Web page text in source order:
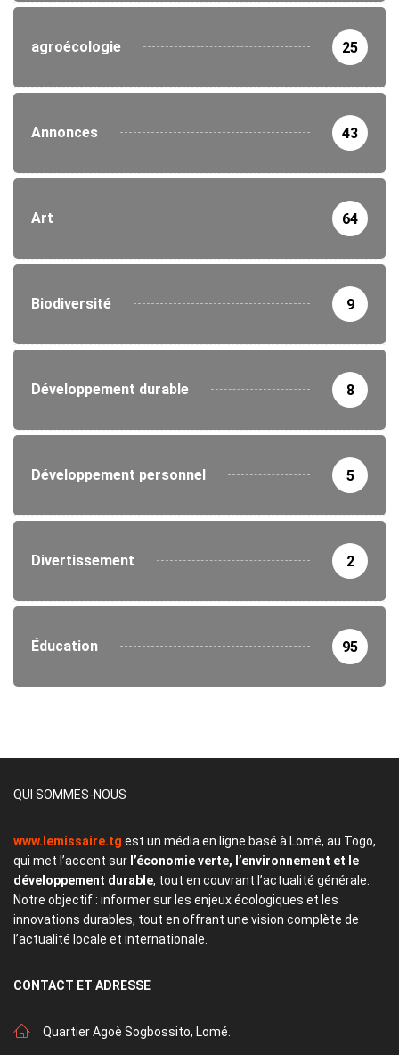
agroécologie 25
Annonces 43
Art 64
Biodiversité 9
Développement durable 8
Développement personnel 5
Divertissement 2
Éducation 95
QUI SOMMES-NOUS
www.lemissaire.tg est un média en ligne basé à Lomé, au Togo,
qui met l’accent sur l’économie verte, l’environnement et le
développement durable, tout en couvrant l’actualité générale.
Notre objectif : informer sur les enjeux écologiques et les
innovations durables, tout en offrant une vision complète de
l’actualité locale et internationale.
CONTACT ET ADRESSE
Quartier Agoè Sogbossito, Lomé.